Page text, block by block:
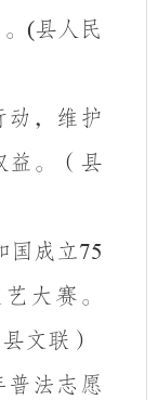
(县人民
动，维护
益。（县
国成立75
大赛。
文联）
普法志愿